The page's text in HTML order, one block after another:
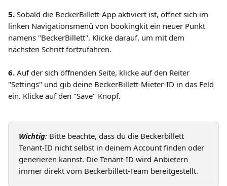
5. Sobald die BeckerBillett-App aktiviert ist, öffnet sich im
linken Navigationsmenü von bookingkit ein neuer Punkt
namens "BeckerBillett". Klicke darauf, um mit dem
nächsten Schritt fortzufahren.
6. Auf der sich öffnenden Seite, klicke auf den Reiter
"Settings" und gib deine BeckerBillett-Mieter-ID in das Feld
ein. Klicke auf den "Save" Knopf.
Wichtig: Bitte beachte, dass du die Beckerbillett
Tenant-ID nicht selbst in deinem Account finden oder
generieren kannst. Die Tenant-ID wird Anbietern
immer direkt vom Beckerbillett-Team bereitgestellt.